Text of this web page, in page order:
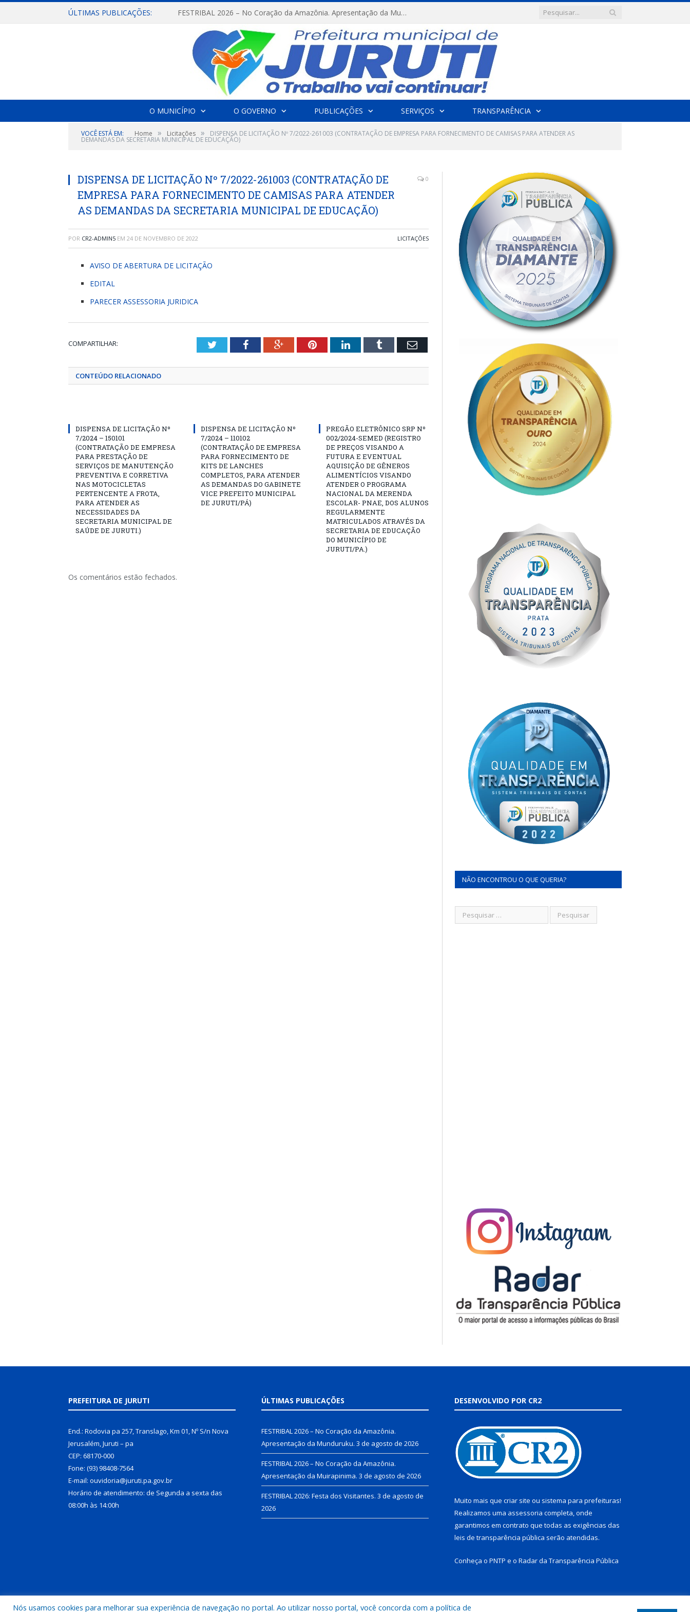
ÚLTIMAS PUBLICAÇÕES: FESTRIBAL 2026 – No Coração da Amazônia. Apresentação da Munduruku.
O MUNICÍPIO O GOVERNO PUBLICAÇÕES SERVIÇOS TRANSPARÊNCIA
VOCÊ ESTÁ EM: Home » Licitações » DISPENSA DE LICITAÇÃO Nº 7/2022-261003 (CONTRATAÇÃO DE EMPRESA PARA FORNECIMENTO DE CAMISAS PARA ATENDER AS
DEMANDAS DA SECRETARIA MUNICIPAL DE EDUCAÇÃO)
DISPENSA DE LICITAÇÃO Nº 7/2022-261003 (CONTRATAÇÃO DE
EMPRESA PARA FORNECIMENTO DE CAMISAS PARA ATENDER
AS DEMANDAS DA SECRETARIA MUNICIPAL DE EDUCAÇÃO)
0
POR CR2-ADMIN5 EM 24 DE NOVEMBRO DE 2022 LICITAÇÕES
AVISO DE ABERTURA DE LICITAÇÃO
EDITAL
PARECER ASSESSORIA JURIDICA
COMPARTILHAR: TwitterFacebookGoogle+PinterestLinkedInTumblr Email
CONTEÚDO RELACIONADO
DISPENSA DE LICITAÇÃO Nº
7/2024 – 150101
(CONTRATAÇÃO DE EMPRESA
PARA PRESTAÇÃO DE
SERVIÇOS DE MANUTENÇÃO
PREVENTIVA E CORRETIVA
NAS MOTOCICLETAS
PERTENCENTE A FROTA,
PARA ATENDER AS
NECESSIDADES DA
SECRETARIA MUNICIPAL DE
SAÚDE DE JURUTI.)
DISPENSA DE LICITAÇÃO Nº
7/2024 – 110102
(CONTRATAÇÃO DE EMPRESA
PARA FORNECIMENTO DE
KITS DE LANCHES
COMPLETOS, PARA ATENDER
AS DEMANDAS DO GABINETE
VICE PREFEITO MUNICIPAL
DE JURUTI/PÁ)
PREGÃO ELETRÔNICO SRP Nº
002/2024-SEMED (REGISTRO
DE PREÇOS VISANDO A
FUTURA E EVENTUAL
AQUISIÇÃO DE GÊNEROS
ALIMENTÍCIOS VISANDO
ATENDER O PROGRAMA
NACIONAL DA MERENDA
ESCOLAR- PNAE, DOS ALUNOS
REGULARMENTE
MATRICULADOS ATRAVÉS DA
SECRETARIA DE EDUCAÇÃO
DO MUNICÍPIO DE
JURUTI/PA.)
Os comentários estão fechados.
NÃO ENCONTROU O QUE QUERIA?
PREFEITURA DE JURUTI
End.: Rodovia pa 257, Translago, Km 01, Nº S/n Nova
Jerusalém, Juruti – pa
CEP: 68170-000
Fone: (93) 98408-7564
E-mail: ouvidoria@juruti.pa.gov.br
Horário de atendimento: de Segunda a sexta das
08:00h às 14:00h
ÚLTIMAS PUBLICAÇÕES
FESTRIBAL 2026 – No Coração da Amazônia.
Apresentação da Munduruku. 3 de agosto de 2026
FESTRIBAL 2026 – No Coração da Amazônia.
Apresentação da Muirapinima. 3 de agosto de 2026
FESTRIBAL 2026: Festa dos Visitantes. 3 de agosto de
2026
DESENVOLVIDO POR CR2
Muito mais que criar site ou sistema para prefeituras!
Realizamos uma assessoria completa, onde
garantimos em contrato que todas as exigências das
leis de transparência pública serão atendidas.
Conheça o PNTP e o Radar da Transparência Pública
Nós usamos cookies para melhorar sua experiência de navegação no portal. Ao utilizar nosso portal, você concorda com a política de